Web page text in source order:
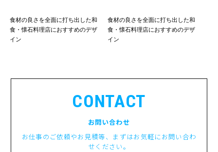
食材の良さを全面に打ち出した和
食・懐石料理店におすすめのデザ
イン
食材の良さを全面に打ち出した和
食・懐石料理店におすすめのデザ
イン
CONTACT
お問い合わせ
お仕事のご依頼やお見積等、まずはお気軽にお問い合わ
せください。